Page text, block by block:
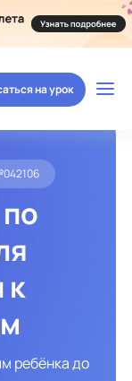
на урок
к
ребёнка до